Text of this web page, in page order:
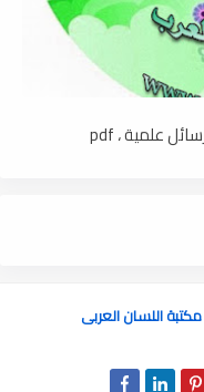
مكتبة اللسان العربى